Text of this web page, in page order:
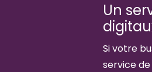
Un
Si votre
service